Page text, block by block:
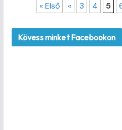
« Első « 3 4 5
Kövess minket Facebookon